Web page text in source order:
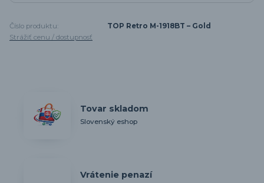
Číslo produktu:
TOP Retro M-1918BT – Gold
Strážiť cenu / dostupnosť
Tovar skladom
Slovenský eshop
Vrátenie penazí